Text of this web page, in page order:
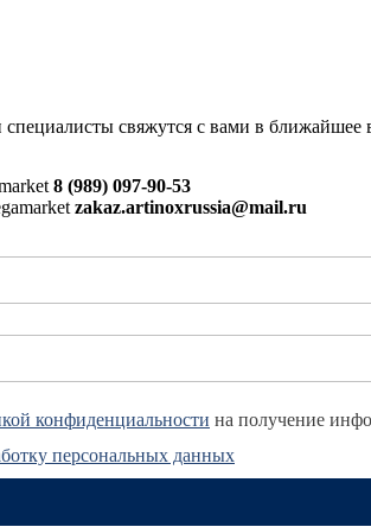
специалисты свяжутся с вами в ближайшее
8 (989) 097-90-53
zakaz.artinoxrussia@mail.ru
конфиденциальности на получение
персональных данных